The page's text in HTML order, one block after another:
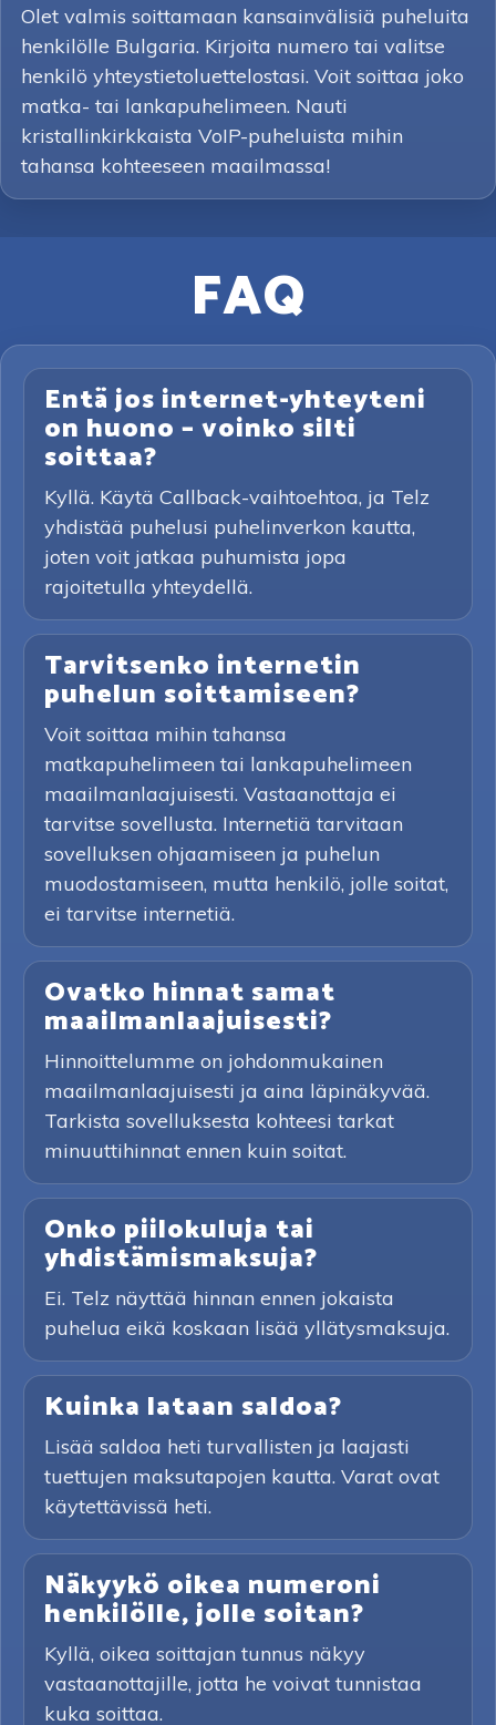
Olet valmis soittamaan kansainvälisiä puheluita
henkilölle Bulgaria. Kirjoita numero tai valitse
henkilö yhteystietoluettelostasi. Voit soittaa joko
matka- tai lankapuhelimeen. Nauti
kristallinkirkkaista VoIP-puheluista mihin
tahansa kohteeseen maailmassa!
FAQ
Entä jos internet-yhteyteni
on huono – voinko silti
soittaa?
Kyllä. Käytä Callback-vaihtoehtoa, ja Telz
yhdistää puhelusi puhelinverkon kautta,
joten voit jatkaa puhumista jopa
rajoitetulla yhteydellä.
Tarvitsenko internetin
puhelun soittamiseen?
Voit soittaa mihin tahansa
matkapuhelimeen tai lankapuhelimeen
maailmanlaajuisesti. Vastaanottaja ei
tarvitse sovellusta. Internetiä tarvitaan
sovelluksen ohjaamiseen ja puhelun
muodostamiseen, mutta henkilö, jolle soitat,
ei tarvitse internetiä.
Ovatko hinnat samat
maailmanlaajuisesti?
Hinnoittelumme on johdonmukainen
maailmanlaajuisesti ja aina läpinäkyvää.
Tarkista sovelluksesta kohteesi tarkat
minuuttihinnat ennen kuin soitat.
Onko piilokuluja tai
yhdistämismaksuja?
Ei. Telz näyttää hinnan ennen jokaista
puhelua eikä koskaan lisää yllätysmaksuja.
Kuinka lataan saldoa?
Lisää saldoa heti turvallisten ja laajasti
tuettujen maksutapojen kautta. Varat ovat
käytettävissä heti.
Näkyykö oikea numeroni
henkilölle, jolle soitan?
Kyllä, oikea soittajan tunnus näkyy
vastaanottajille, jotta he voivat tunnistaa
kuka soittaa.